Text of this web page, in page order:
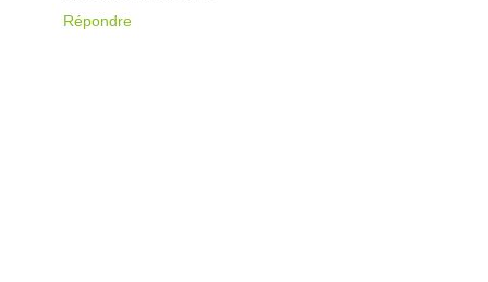
Répondre